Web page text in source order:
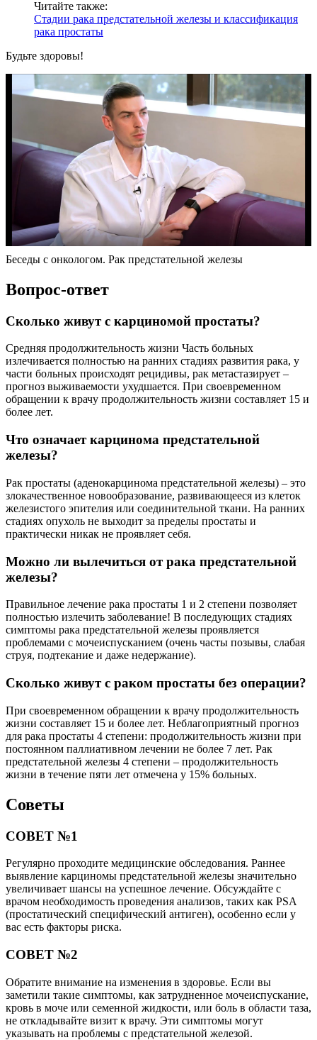
Читайте также:
Стадии рака предстательной железы и классификация
рака простаты
Будьте здоровы!
Беседы с онкологом. Рак предстательной железы
Вопрос-ответ
Сколько живут с карциномой простаты?
Средняя продолжительность жизни Часть больных
излечивается полностью на ранних стадиях развития рака, у
части больных происходят рецидивы, рак метастазирует –
прогноз выживаемости ухудшается. При своевременном
обращении к врачу продолжительность жизни составляет 15 и
более лет.
Что означает карцинома предстательной
железы?
Рак простаты (аденокарцинома предстательной железы) – это
злокачественное новообразование, развивающееся из клеток
железистого эпителия или соединительной ткани. На ранних
стадиях опухоль не выходит за пределы простаты и
практически никак не проявляет себя.
Можно ли вылечиться от рака предстательной
железы?
Правильное лечение рака простаты 1 и 2 степени позволяет
полностью излечить заболевание! В последующих стадиях
симптомы рака предстательной железы проявляется
проблемами с мочеиспусканием (очень часты позывы, слабая
струя, подтекание и даже недержание).
Сколько живут с раком простаты без операции?
При своевременном обращении к врачу продолжительность
жизни составляет 15 и более лет. Неблагоприятный прогноз
для рака простаты 4 степени: продолжительность жизни при
постоянном паллиативном лечении не более 7 лет. Рак
предстательной железы 4 степени – продолжительность
жизни в течение пяти лет отмечена у 15% больных.
Советы
СОВЕТ №1
Регулярно проходите медицинские обследования. Раннее
выявление карциномы предстательной железы значительно
увеличивает шансы на успешное лечение. Обсуждайте с
врачом необходимость проведения анализов, таких как PSA
(простатический специфический антиген), особенно если у
вас есть факторы риска.
СОВЕТ №2
Обратите внимание на изменения в здоровье. Если вы
заметили такие симптомы, как затрудненное мочеиспускание,
кровь в моче или семенной жидкости, или боль в области таза,
не откладывайте визит к врачу. Эти симптомы могут
указывать на проблемы с предстательной железой.